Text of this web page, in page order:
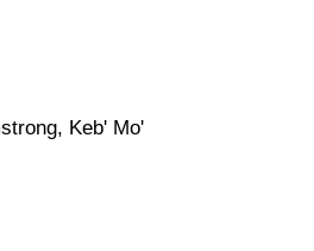
Keb' Mo'